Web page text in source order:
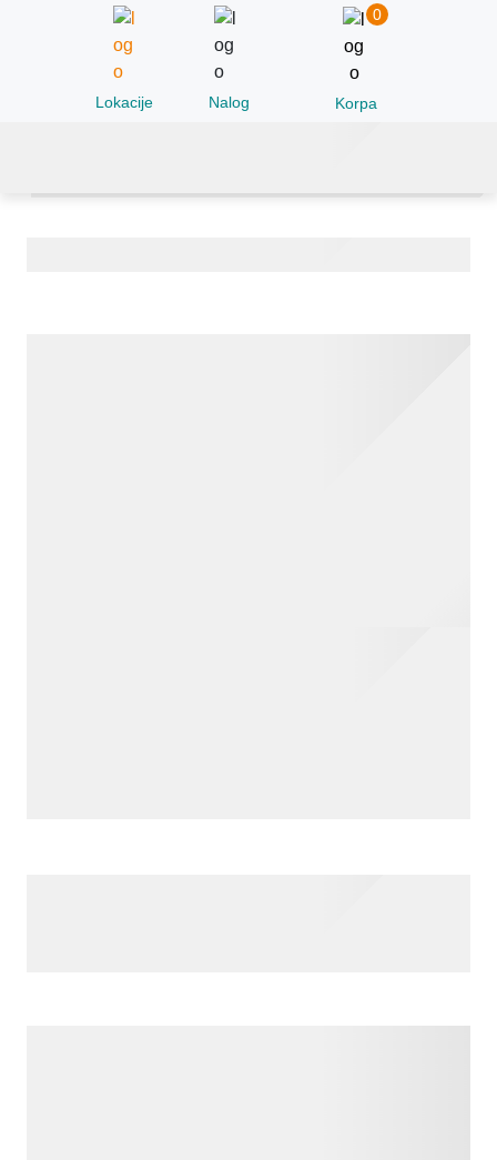
Lokacije Nalog Korpa
0